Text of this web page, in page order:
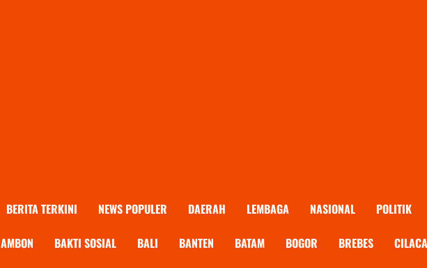
BERITA TERKINI NEWS POPULER DAERAH LEMBAGA NASIONAL POLITIK
AMBON BAKTI SOSIAL BALI BANTEN BATAM BOGOR BREBES